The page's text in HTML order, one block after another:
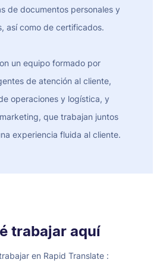
de documentos personales y
así como de certificados.
un equipo formado por
de atención al cliente,
operaciones y logística, y
que trabajan juntos
experiencia fluida al cliente.
trabajar aquí
en Rapid Translate :